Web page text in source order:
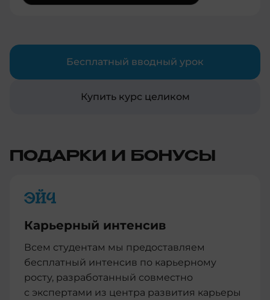
Бесплатный вводный урок
Купить курс целиком
ПОДАРКИ И БОНУСЫ
Карьерный интенсив
Всем студентам мы предоставляем
бесплатный интенсив по карьерному
росту, разработанный совместно
с экспертами из центра развития карьеры